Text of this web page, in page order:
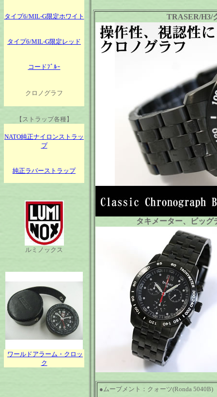
タイプ6/MIL-G限定ホワイト
タイプ6/MIL-G限定レッド
コードﾌﾞﾙｰ
クロノグラフ
【ストラップ各種】
NATO純正ナイロンストラッ
プ
純正ラバーストラップ
ルミノックス
ワールドアラーム・クロッ
ク
TRASER/H3/
タキメーター、ビッ
●ムーブメント：クォーツ(Ronda 5040B)